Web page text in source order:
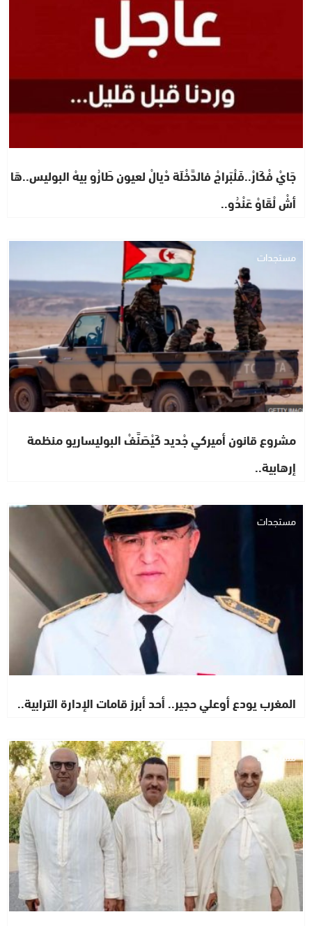
جَايْ فْكَارْ..فَلْبَراجْ فالدَّخْلَة دْيالْ لعيون طَارُو بيهْ البوليس..هَا
أشْ لْقَاوْ عَنْدُو..
مستجدات
مشروع قانون أميركي جْديد كَيْصَنَّفْ البوليساريو منظمة
إرهابية..
مستجدات
المغرب يودع أوعلي حجير.. أحد أبرز قامات الإدارة الترابية..
مستجدات